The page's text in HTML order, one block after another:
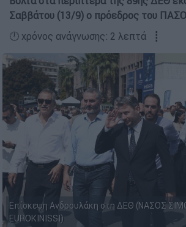
Σαββάτου (13/9) ο πρόεδρος του
🕛 χρόνος ανάγνωσης: 2 λεπτά ┋
Επίσκεψη Ανδρουλάκη στη ΔΕΘ (ΝΑΣΟΣ
EUROKINISSI)